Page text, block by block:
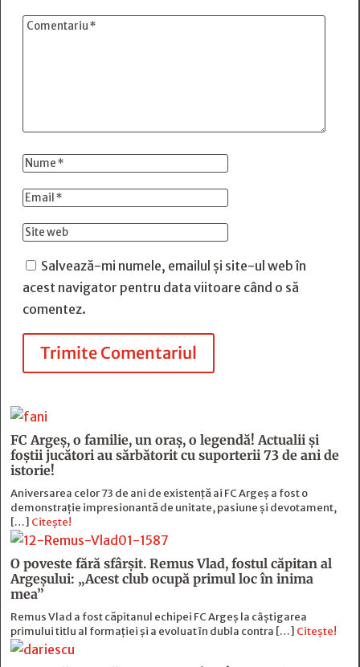
Salvează-mi numele, emailul și site-ul web în
acest navigator pentru data viitoare când o să
comentez.
Trimite Comentariul
FC Argeş, o familie, un oraș, o legendă! Actualii şi
foştii jucători au sărbătorit cu suporterii 73 de ani de
istorie!
Aniversarea celor 73 de ani de existență ai FC Argeș a fost o
demonstrație impresionantă de unitate, pasiune și devotament,
[…] Citește!
O poveste fără sfârşit. Remus Vlad, fostul căpitan al
Argeşului: „Acest club ocupă primul loc în inima
mea”
Remus Vlad a fost căpitanul echipei FC Argeș la câștigarea
primului titlu al formației și a evoluat în dubla contra […] Citește!